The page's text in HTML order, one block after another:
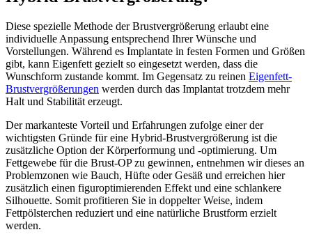
Diese spezielle Methode der Brustvergrößerung erlaubt eine
individuelle Anpassung entsprechend Ihrer Wünsche und
Vorstellungen. Während es Implantate in festen Formen und Größen
gibt, kann Eigenfett gezielt so eingesetzt werden, dass die
Wunschform zustande kommt. Im Gegensatz zu reinen Eigenfett-
Brustvergrößerungen werden durch das Implantat trotzdem mehr
Halt und Stabilität erzeugt.
Der markanteste Vorteil und Erfahrungen zufolge einer der
wichtigsten Gründe für eine Hybrid-Brustvergrößerung ist die
zusätzliche Option der Körperformung und -optimierung. Um
Fettgewebe für die Brust-OP zu gewinnen, entnehmen wir dieses an
Problemzonen wie Bauch, Hüfte oder Gesäß und erreichen hier
zusätzlich einen figuroptimierenden Effekt und eine schlankere
Silhouette. Somit profitieren Sie in doppelter Weise, indem
Fettpölsterchen reduziert und eine natürliche Brustform erzielt
werden.